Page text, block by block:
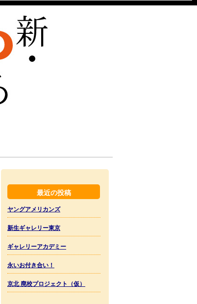
最近の投稿
ヤングアメリカンズ
新生ギャレリー東京
ギャレリーアカデミー
永いお付き合い！
京北 廃校プロジェクト（仮）